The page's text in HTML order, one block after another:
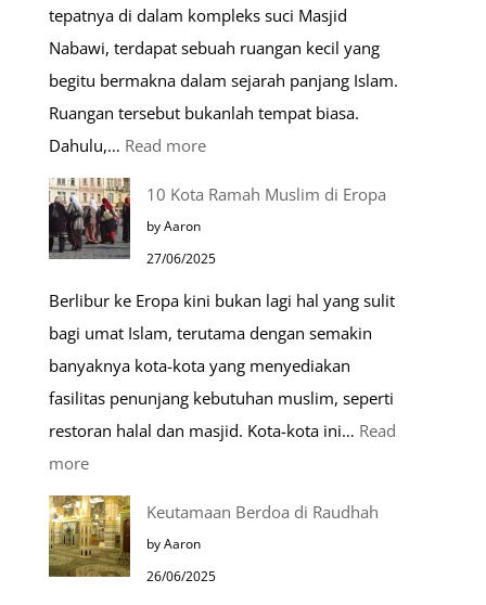
tepatnya di dalam kompleks suci Masjid
Nabawi, terdapat sebuah ruangan kecil yang
begitu bermakna dalam sejarah panjang Islam.
Ruangan tersebut bukanlah tempat biasa.
Dahulu,… Read more:
Masjid
Nabawi
10 Kota Ramah Muslim di Eropa
by Aaron
27/06/2025
Berlibur ke Eropa kini bukan lagi hal yang sulit
bagi umat Islam, terutama dengan semakin
banyaknya kota-kota yang menyediakan
fasilitas penunjang kebutuhan muslim, seperti
restoran halal dan masjid. Kota-kota ini… Read
more:
10
Kota
Ramah
Keutamaan Berdoa di Raudhah
by Aaron
26/06/2025